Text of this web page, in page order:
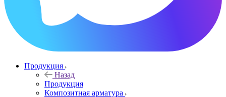
Продукция
Назад
Продукция
Композитная арматура